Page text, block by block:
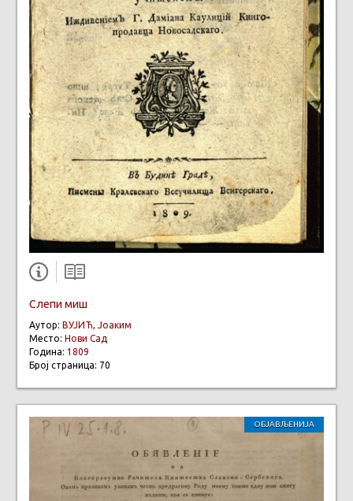
Слепи миш
Аутор: ВУЈИЋ, Јоаким
Место: Нови Сад
Година: 1809
Број страница: 70
ОБЈАВЉЕНИЈА